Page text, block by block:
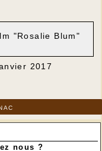
"Rosalie Blum"
2017
nous ?